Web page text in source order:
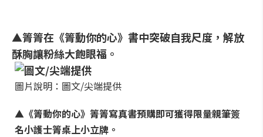
▲箐箐在《箐動你的心》書中突破自我尺度，解放
酥胸讓粉絲大飽眼福。
圖片說明：圖文/尖端提供
▲《箐動你的心》箐箐寫真書預購即可獲得限量親筆簽
名小護士箐桌上小立牌。